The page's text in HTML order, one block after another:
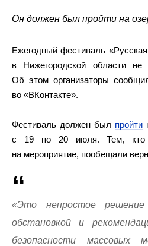
Он должен был пройти на
Ежегодный фестиваль
в Нижегородской области не
Об этом организаторы
во «ВКонтакте».
Фестиваль должен был пройти
с 19 по 20 июля. Тем, кто
на мероприятие, пообещали
«Это непростое
обстановкой и
безопасности массовых